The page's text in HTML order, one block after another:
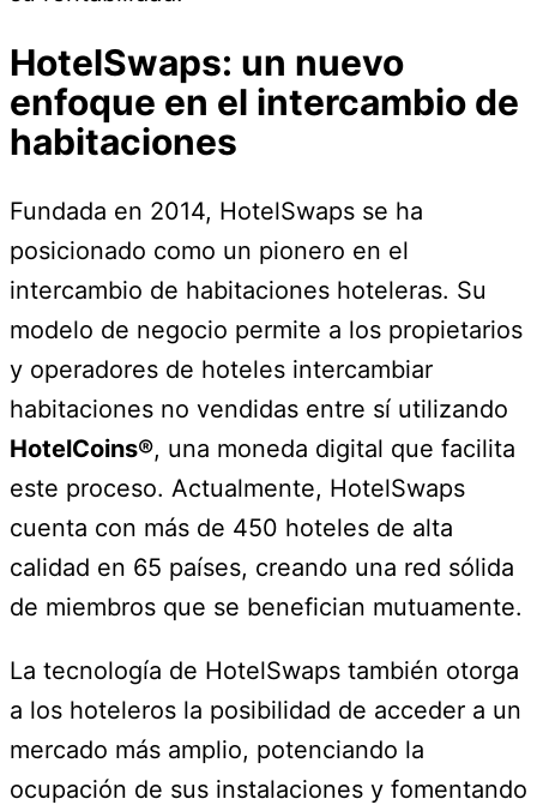
HotelSwaps: un nuevo
enfoque en el intercambio de
habitaciones
Fundada en 2014, HotelSwaps se ha
posicionado como un pionero en el
intercambio de habitaciones hoteleras. Su
modelo de negocio permite a los propietarios
y operadores de hoteles intercambiar
habitaciones no vendidas entre sí utilizando
HotelCoins®, una moneda digital que facilita
este proceso. Actualmente, HotelSwaps
cuenta con más de 450 hoteles de alta
calidad en 65 países, creando una red sólida
de miembros que se benefician mutuamente.
La tecnología de HotelSwaps también otorga
a los hoteleros la posibilidad de acceder a un
mercado más amplio, potenciando la
ocupación de sus instalaciones y fomentando